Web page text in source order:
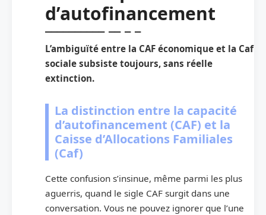
d’autofinancement
L’ambiguïté entre la CAF économique et la Caf
sociale subsiste toujours, sans réelle
extinction.
La distinction entre la capacité
d’autofinancement (CAF) et la
Caisse d’Allocations Familiales
(Caf)
Cette confusion s’insinue, même parmi les plus
aguerris, quand le sigle CAF surgit dans une
conversation. Vous ne pouvez ignorer que l’une